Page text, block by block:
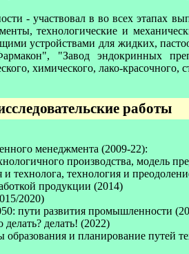
- участвовал в во всех этапах
технологические и
устройствами для жидких,
"Завод эндокринных
химического, лако-
работы
менеджмента (2009-22):
производства, модель
и технолога, технология и
продукции (2014)
2020)
пути развития промышленности
делать! (2022)
образования и планирование путей